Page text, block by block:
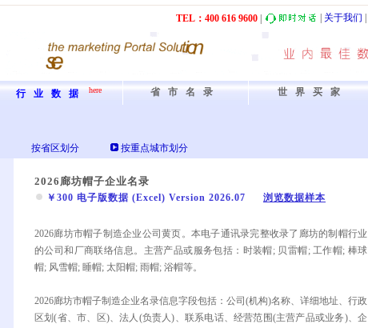
关于我们
TEL：400 616 9600
行业数据 here 省市名录 世界买家
按省区划分 按重点城市划分
2026廊坊帽子企业名录
￥300 电子版数据 (Excel) Version 2026.07 浏览数据样本
2026廊坊市帽子制造企业公司黄页。本电子通讯录完整收录了廊坊的制帽行业
的公司和厂商联络信息。主营产品或服务包括：时装帽; 贝雷帽; 工作帽; 棒球
帽; 风雪帽; 睡帽; 太阳帽; 雨帽; 浴帽等。
2026廊坊市帽子制造企业名录信息字段包括：公司(机构)名称、详细地址、行政
区划(省、市、区)、法人(负责人)、联系电话、经营范围(主营产品或业务)、企